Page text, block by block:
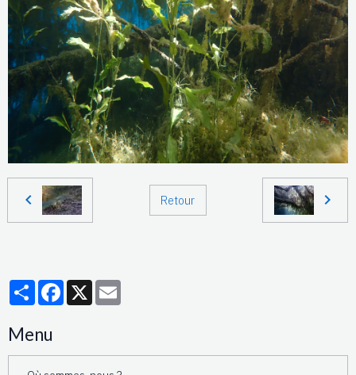
Retour
PartagerFacebook
X
Menu